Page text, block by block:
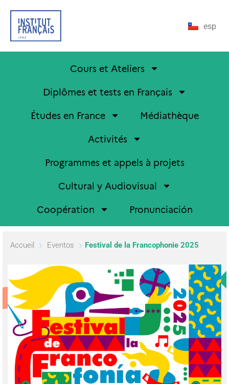
esp
Cours et Ateliers
Diplômes et tests en Français
Études en France
Médiathèque
Activités
Programmes et appels à projets
Cultural y Audiovisual
Coopération
Pronunciación
Accueil Eventos Festival de la Francophonie 2025